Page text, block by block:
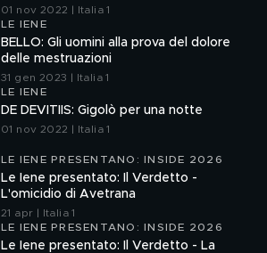
tre emergenze
01 nov 2022 | Italia 1
LE IENE
BELLO: Gli uomini alla prova del dolore
delle mestruazioni
31 gen 2023 | Italia 1
LE IENE
DE DEVITIIS: Gigolò per una notte
01 nov 2022 | Italia 1
LE IENE PRESENTANO: INSIDE 2026
Le Iene presentato: Il Verdetto -
L'omicidio di Avetrana
21 apr | Italia 1
LE IENE PRESENTANO: INSIDE 2026
Le Iene presentato: Il Verdetto - La